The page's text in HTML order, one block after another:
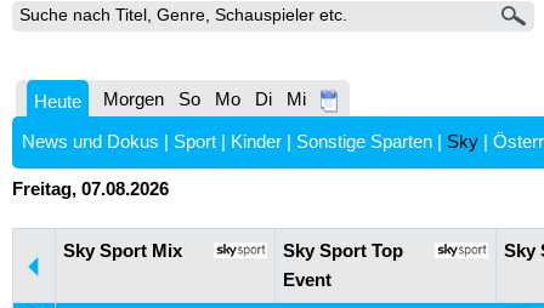
Heute Morgen So Mo Di Mi
News und Dokus | Sport | Kinder | Sonstige Sparten | Sky |
Freitag, 07.08.2026
Sky Sport Mix
Sky Sport Top
Event
Sky